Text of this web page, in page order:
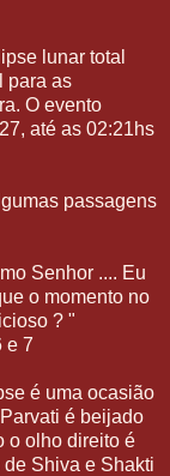
lunar total
para as
O evento
até as 02:21hs
passagens
Senhor .... Eu
o momento no
? "
e 7
é uma ocasião
é beijado
o olho direito é
de Shiva e Shakti